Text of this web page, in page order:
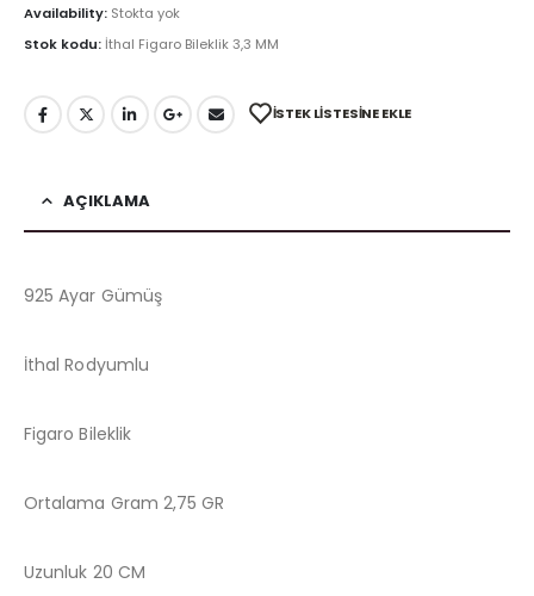
Availability: Stokta yok
Stok kodu: İthal Figaro Bileklik 3,3 MM
İSTEK LISTESINE EKLE
AÇIKLAMA
925 Ayar Gümüş
İthal Rodyumlu
Figaro Bileklik
Ortalama Gram 2,75 GR
Uzunluk 20 CM